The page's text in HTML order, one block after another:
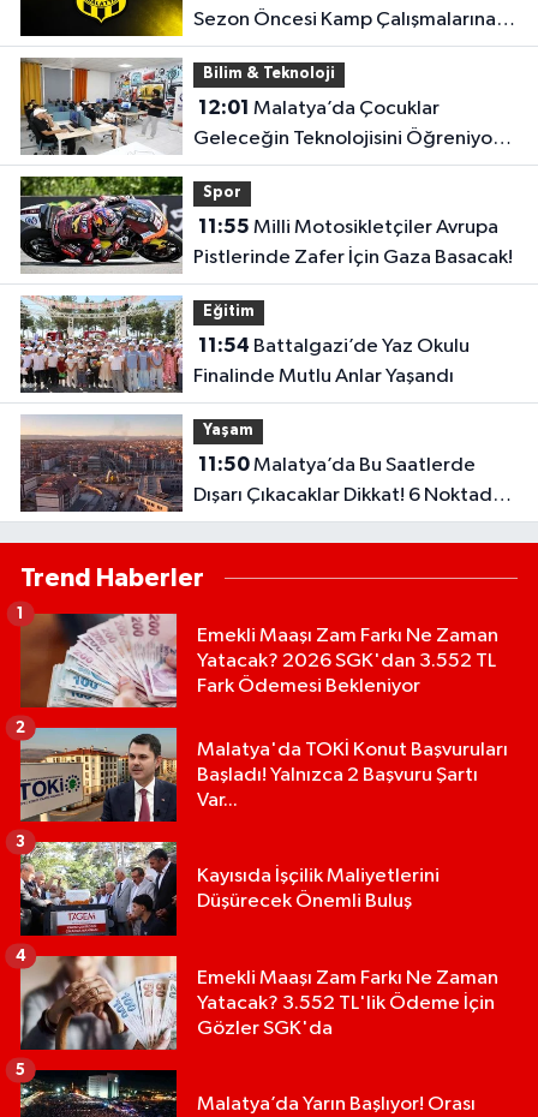
Sezon Öncesi Kamp Çalışmalarına
Hız Verdi..
Bilim & Teknoloji
12:01
Geleceğin Teknolojisini Öğreniyor:
Robotik Kodlama Kursu Başladı
Spor
11:55
Pistlerinde Zafer İçin Gaza Basacak!
Eğitim
11:54
Finalinde Mutlu Anlar Yaşandı
Yaşam
11:50Malatya’da Bu Saatlerde
Dışarı Çıkacaklar Dikkat! 6 Noktada
Trafik Duracak
Trend Haberler
Emekli Maaşı Zam Farkı Ne Zaman
Yatacak? 2026 SGK'dan 3.552 TL
Fark Ödemesi Bekleniyor
1
Malatya'da TOKİ Konut Başvuruları
Başladı! Yalnızca 2 Başvuru Şartı
Var...
2
Kayısıda İşçilik Maliyetlerini
Düşürecek Önemli Buluş
3
Emekli Maaşı Zam Farkı Ne Zaman
Yatacak? 3.552 TL'lik Ödeme İçin
Gözler SGK'da
4
Malatya’da Yarın Başlıyor! Orası
5